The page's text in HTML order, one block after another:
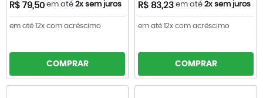
R$ 79,50 em até 2x sem juros
em até 12x com acréscimo
COMPRAR
R$ 83,23 em até 2x sem juros
em até 12x com acréscimo
COMPRAR